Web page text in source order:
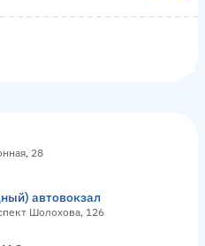
28
автовокзал
Шолохова, 126